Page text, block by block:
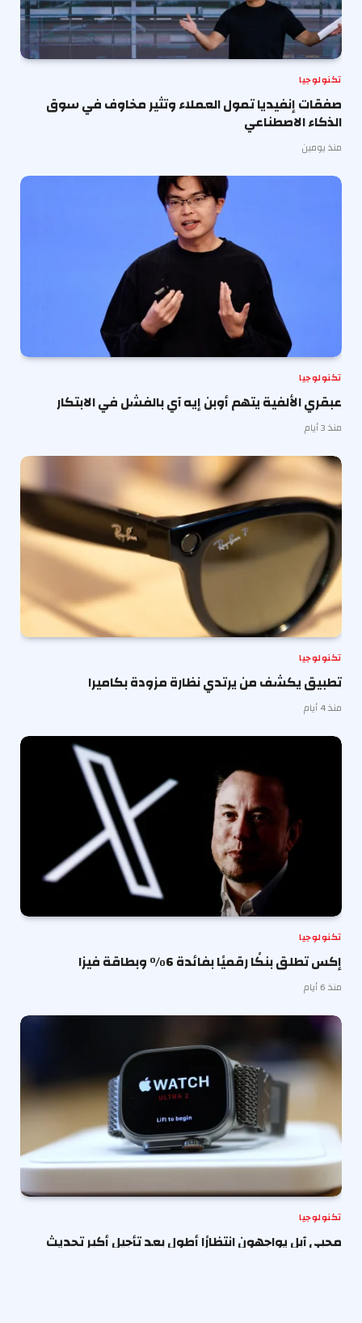
تكنولوجيا
صفقات إنفيديا تمول العملاء وتثير مخاوف في سوق
الذكاء الاصطناعي
منذ يومين
تكنولوجيا
عبقري الألفية يتهم أوبن إيه آي بالفشل في الابتكار
منذ 3 أيام
تكنولوجيا
تطبيق يكشف من يرتدي نظارة مزودة بكاميرا
منذ 4 أيام
تكنولوجيا
إكس تطلق بنكًا رقميًا بفائدة 6% وبطاقة فيزا
منذ 6 أيام
تكنولوجيا
محبي آبل يواجهون انتظارًا أطول بعد تأجيل أكبر تحديث